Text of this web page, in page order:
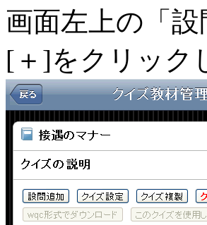
画面左上の「
[＋]をクリック